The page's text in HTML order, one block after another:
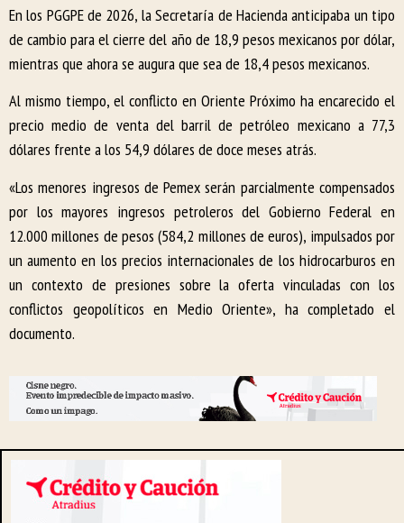
En los PGGPE de 2026, la Secretaría de Hacienda anticipaba un tipo
de cambio para el cierre del año de 18,9 pesos mexicanos por dólar,
mientras que ahora se augura que sea de 18,4 pesos mexicanos.
Al mismo tiempo, el conflicto en Oriente Próximo ha encarecido el
precio medio de venta del barril de petróleo mexicano a 77,3
dólares frente a los 54,9 dólares de doce meses atrás.
«Los menores ingresos de Pemex serán parcialmente compensados
por los mayores ingresos petroleros del Gobierno Federal en
12.000 millones de pesos (584,2 millones de euros), impulsados por
un aumento en los precios internacionales de los hidrocarburos en
un contexto de presiones sobre la oferta vinculadas con los
conflictos geopolíticos en Medio Oriente», ha completado el
documento.